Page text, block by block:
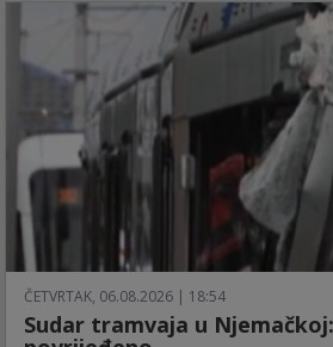
ČETVRTAK, 06.08.2026 | 18:54
Sudar tramvaja u